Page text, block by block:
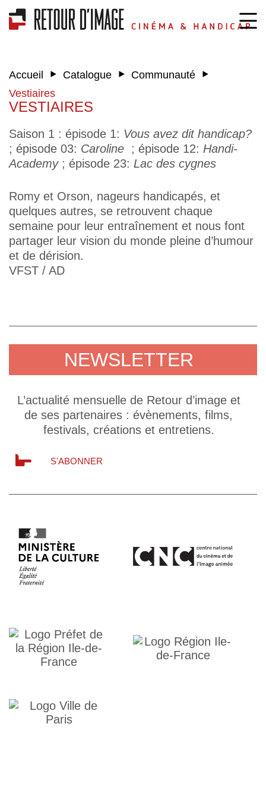
Accueil ‣ Catalogue ‣ Communauté ‣
Vestiaires
VESTIAIRES
Saison 1 : épisode 1: Vous avez dit handicap?
; épisode 03: Caroline ; épisode 12: Handi-
Academy; épisode 23: Lac des cygnes
Romy et Orson, nageurs handicapés, et
quelques autres, se retrouvent chaque
semaine pour leur entraînement et nous font
partager leur vision du monde pleine d’humour
et de dérision.
VFST / AD
NEWSLETTER
L’actualité mensuelle de Retour d’image et
de ses partenaires : évènements, films,
festivals, créations et entretiens.
S'ABONNER